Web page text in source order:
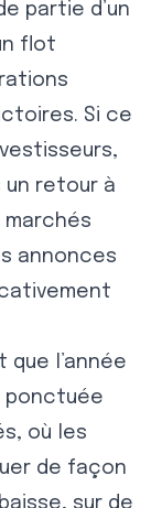
partie d’un
flot
Si ce
un retour à
annonces
l’année
ponctuée
où les
de façon
sur de